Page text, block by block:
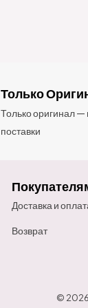
Только
Только оригинал
поставки
Доставка и
Возврат
©